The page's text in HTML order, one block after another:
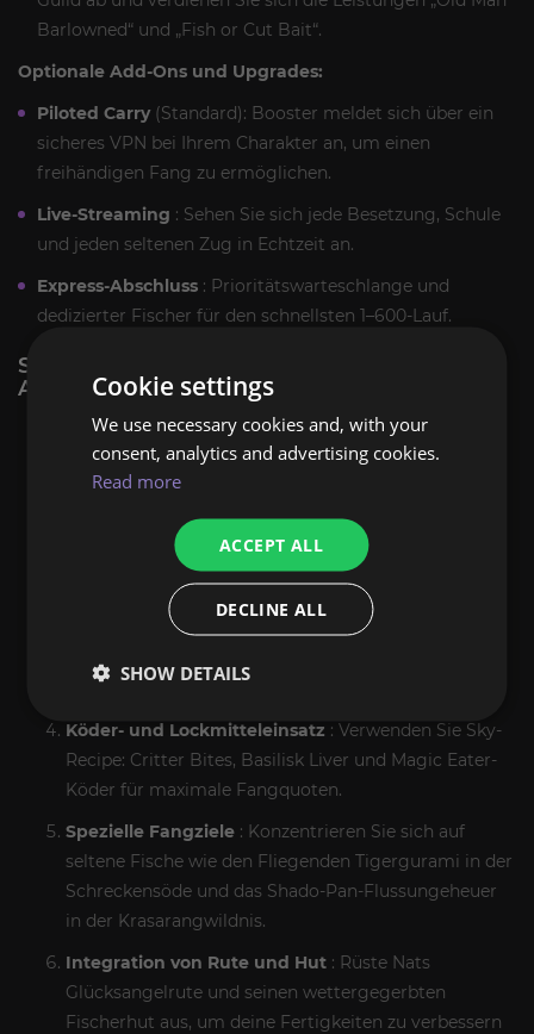
Barlowned“ und „Fish or Cut Bait“.
Optionale Add-Ons und Upgrades:
Piloted Carry(Standard): Booster meldet sich über ein
sicheres VPN bei Ihrem Charakter an, um einen
freihändigen Fang zu ermöglichen.
Live-Streaming : Sehen Sie sich jede Besetzung, Schule
und jeden seltenen Zug in Echtzeit an.
Express-Abschluss : Prioritätswarteschlange und
dedizierter Fischer für den schnellsten 1–600-Lauf.
SO FÜHREN WIR DEN MOP CLASSIC
ANGELN BERUF BOOST DURCH
Bestellung und Einrichtung: Wählen Sie
„Gesteuertes Tragen“ und bestätigen Sie innerhalb
von 15–30 Minuten.
Sicherer Zugriff
: Die VPN-geschützte Anmeldung
gewährleistet die Sicherheit Ihres Kontos.
Zonenrotation und Schulfarming
: Systematisches
Fischen in Zonenpools – Schlingendorntal,
um die Fertigkeiten schnell zu verbessern.
Köder- und Lockmitteleinsatz : Verwenden Sie Sky-
Recipe: Critter Bites, Basilisk Liver und Magic Eater-
Köder für maximale Fangquoten.
Spezielle Fangziele : Konzentrieren Sie sich auf
seltene Fische wie den Fliegenden Tigergurami in der
Schreckensöde und das Shado-Pan-Flussungeheuer
in der Krasarangwildnis.
Integration von Rute und Hut : Rüste Nats
Glücksangelrute und seinen wettergegerbten
Fischerhut aus, um deine Fertigkeiten zu verbessern
Cookie settings
We use necessary cookies and, with your
consent, analytics and advertising cookies.
Read more
ACCEPT ALL
DECLINE ALL
SHOW DETAILS